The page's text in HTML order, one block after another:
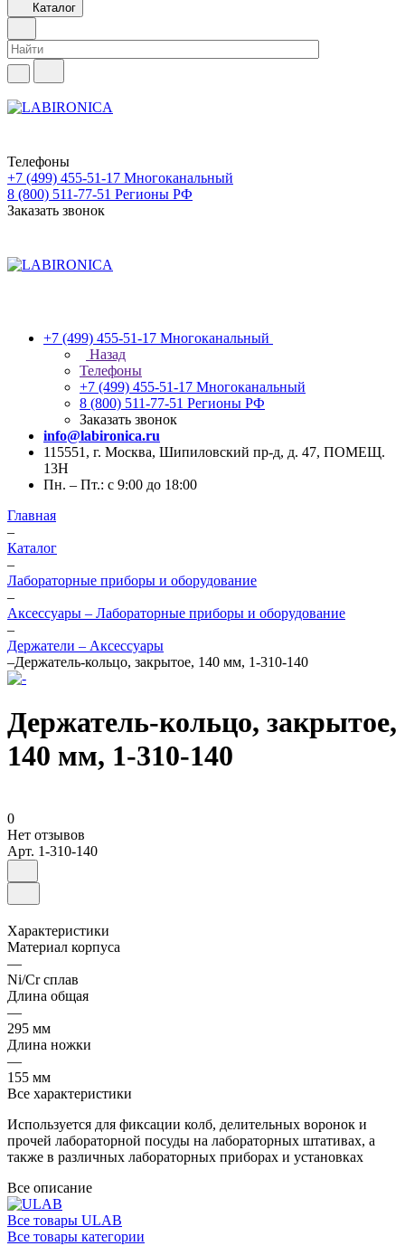
Каталог
Телефоны
+7 (499) 455-51-17 Многоканальный
8 (800) 511-77-51 Регионы РФ
Заказать звонок
+7 (499) 455-51-17 Многоканальный
Назад
Телефоны
+7 (499) 455-51-17 Многоканальный
8 (800) 511-77-51 Регионы РФ
Заказать звонок
info@labironica.ru
115551, г. Москва, Шипиловский пр-д, д. 47, ПОМЕЩ.
13Н
Пн. – Пт.: с 9:00 до 18:00
Главная
–
Каталог
–
Лабораторные приборы и оборудование
–
Аксессуары – Лабораторные приборы и оборудование
–
Держатели – Аксессуары
–Держатель-кольцо, закрытое, 140 мм, 1-310-140
Держатель-кольцо, закрытое,
140 мм, 1-310-140
0
Нет отзывов
Арт. 1-310-140
Характеристики
Материал корпуса
—
Ni/Cr сплав
Длина общая
—
295 мм
Длина ножки
—
155 мм
Все характеристики
Используется для фиксации колб, делительных воронок и
прочей лабораторной посуды на лабораторных штативах, а
также в различных лабораторных приборах и установках
Все описание
Все товары ULAB
Все товары категории